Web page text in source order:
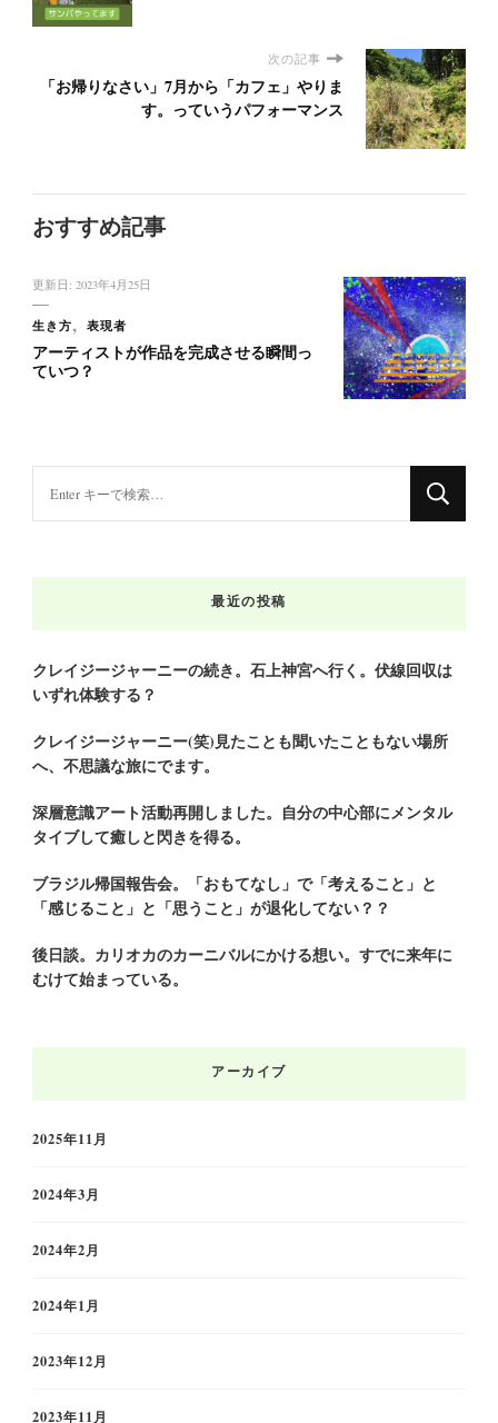
次の記事
「お帰りなさい」7月から「カフェ」やりま
す。っていうパフォーマンス
おすすめ記事
更新日: 2023年4月25日
生き方 表現者
アーティストが作品を完成させる瞬間っ
ていつ？
お
し
で
す
?
最近の投稿
クレイジージャーニーの続き。石上神宮へ行く。伏線回収は
いずれ体験する？
クレイジージャーニー(笑)見たことも聞いたこともない場所
へ、不思議な旅にでます。
深層意識アート活動再開しました。自分の中心部にメンタル
タイブして癒しと閃きを得る。
ブラジル帰国報告会。「おもてなし」で「考えること」と
「感じること」と「思うこと」が退化してない？？
後日談。カリオカのカーニバルにかける想い。すでに来年に
むけて始まっている。
アーカイブ
2025年11月
2024年3月
2024年2月
2024年1月
2023年12月
2023年11月